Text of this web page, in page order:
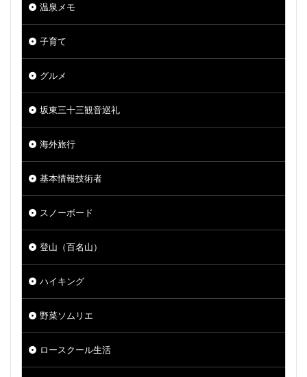
温泉メモ
子育て
グルメ
坂東三十三観音巡礼
海外旅行
基本情報技術者
スノーボード
登山（百名山）
ハイキング
野菜ソムリエ
ロースクール生活